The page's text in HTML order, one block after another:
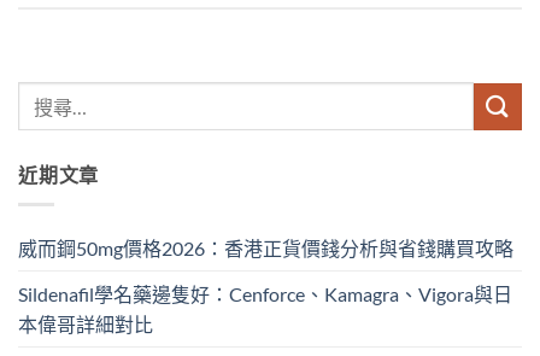
近期文章
威而鋼50mg價格2026：香港正貨價錢分析與省錢購買攻略
Sildenafil學名藥邊隻好：Cenforce、Kamagra、Vigora與日
本偉哥詳細對比